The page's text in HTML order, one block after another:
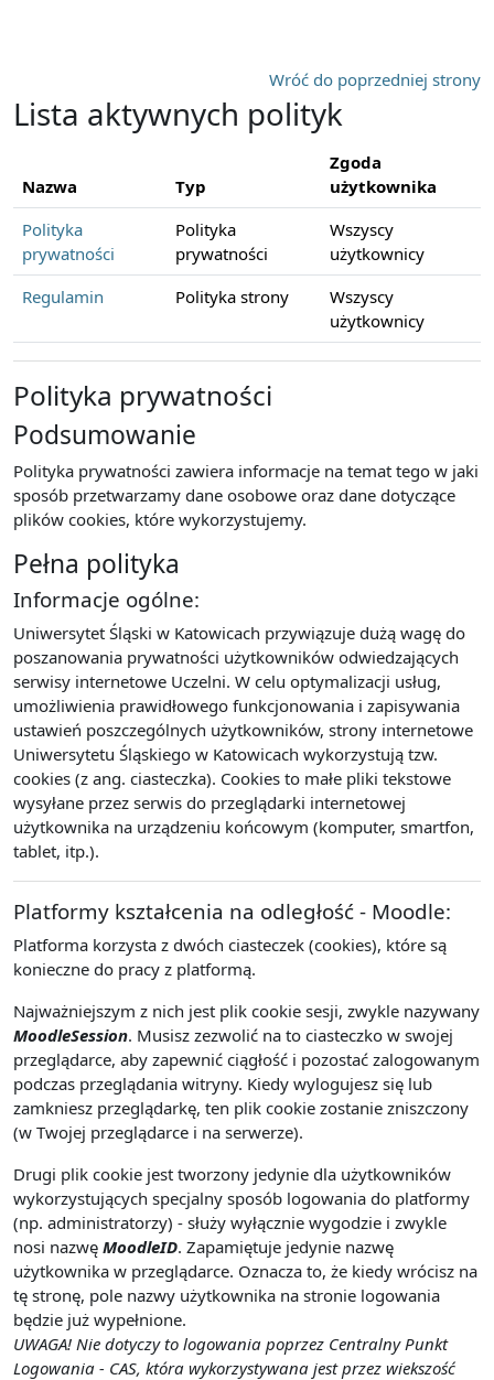
Wróć do poprzedniej strony
Lista aktywnych polityk
Nazwa Typ
Zgoda
użytkownika
Polityka
prywatności
Polityka
prywatności
Wszyscy
użytkownicy
Regulamin
Polityka strony
Wszyscy
użytkownicy
Polityka prywatności
Podsumowanie
Polityka prywatności zawiera informacje na temat tego w jaki
sposób przetwarzamy dane osobowe oraz dane dotyczące
plików cookies, które wykorzystujemy.
Pełna polityka
Informacje ogólne:
Uniwersytet Śląski w Katowicach przywiązuje dużą wagę do
poszanowania prywatności użytkowników odwiedzających
serwisy internetowe Uczelni. W celu optymalizacji usług,
umożliwienia prawidłowego funkcjonowania i zapisywania
ustawień poszczególnych użytkowników, strony internetowe
Uniwersytetu Śląskiego w Katowicach wykorzystują tzw.
cookies (z ang. ciasteczka). Cookies to małe pliki tekstowe
wysyłane przez serwis do przeglądarki internetowej
użytkownika na urządzeniu końcowym (komputer, smartfon,
tablet, itp.).
Platformy kształcenia na odległość - Moodle:
Platforma korzysta z dwóch ciasteczek (cookies), które są
konieczne do pracy z platformą.
Najważniejszym z nich jest plik cookie sesji, zwykle nazywany
MoodleSession. Musisz zezwolić na to ciasteczko w swojej
przeglądarce, aby zapewnić ciągłość i pozostać zalogowanym
podczas przeglądania witryny. Kiedy wylogujesz się lub
zamkniesz przeglądarkę, ten plik cookie zostanie zniszczony
(w Twojej przeglądarce i na serwerze).
Drugi plik cookie jest tworzony jedynie dla użytkowników
wykorzystujących specjalny sposób logowania do platformy
(np. administratorzy) - służy wyłącznie wygodzie i zwykle
nosi nazwę MoodleID. Zapamiętuje jedynie nazwę
użytkownika w przeglądarce. Oznacza to, że kiedy wrócisz na
tę stronę, pole nazwy użytkownika na stronie logowania
będzie już wypełnione.
UWAGA! Nie dotyczy to logowania poprzez Centralny Punkt
Logowania - CAS, która wykorzystywana jest przez wiekszość